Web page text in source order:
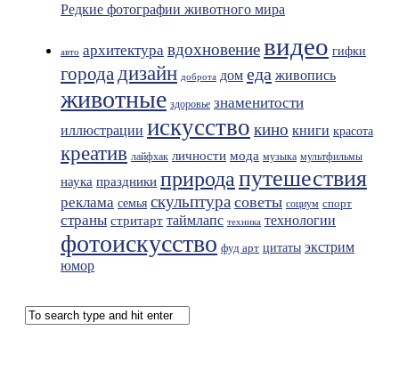
Редкие фотографии животного мира
авто архитектура вдохновениевидео гифки
города дизайн доброта дом еда живопись
животные здоровье знаменитости
иллюстрации искусство кино книги красота
креатив лайфхак личности мода музыка мультфильмы
наука праздники природа путешествия
реклама семья скульптура советы социум спорт
страны стритарт таймлапс техника технологии
фотоискусство фуд арт цитаты экстрим
юмор